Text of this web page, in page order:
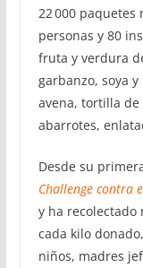
22 000 paquetes
personas y 80
fruta y verdura
garbanzo, soya
avena, tortilla de
abarrotes,
Desde su
Challenge contra
y ha recolectado
cada kilo
niños, madres